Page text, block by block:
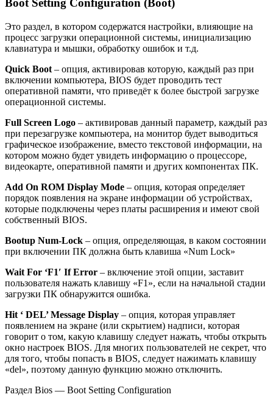
Boot Setting Configuration (Boot)
Это раздел, в котором содержатся настройки, влияющие на
процесс загрузки операционной системы, инициализацию
клавиатура и мышки, обработку ошибок и т.д.
Quick Boot – опция, активировав которую, каждый раз при
включении компьютера, BIOS будет проводить тест
оперативной памяти, что приведёт к более быстрой загрузке
операционной системы.
Full Screen Logo – активировав данный параметр, каждый раз
при перезагрузке компьютера, на монитор будет выводиться
графическое изображение, вместо текстовой информации, на
котором можно будет увидеть информацию о процессоре,
видеокарте, оперативной памяти и других компонентах ПК.
Add On ROM Display Mode – опция, которая определяет
порядок появления на экране информации об устройствах,
которые подключены через платы расширения и имеют свой
собственный BIOS.
Bootup Num-Lock – опция, определяющая, в каком состоянии
при включении ПК должна быть клавиша «Num Lock»
Wait For ‘F1′ If Error – включение этой опции, заставит
пользователя нажать клавишу «F1», если на начальной стадии
загрузки ПК обнаружится ошибка.
Hit ‘ DEL’ Message Display – опция, которая управляет
появлением на экране (или скрытием) надписи, которая
говорит о том, какую клавишу следует нажать, чтобы открыть
окно настроек BIOS. Для многих пользователей не секрет, что
для того, чтобы попасть в BIOS, следует нажимать клавишу
«del», поэтому данную функцию можно отключить.
Раздел Bios — Boot Setting Configuration